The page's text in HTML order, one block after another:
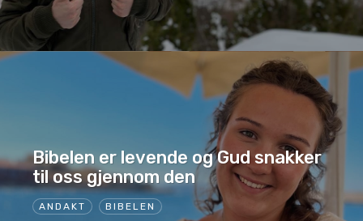
ANDAKT BIBELEN
Bibelen er levende og Gud snakker
til oss gjennom den